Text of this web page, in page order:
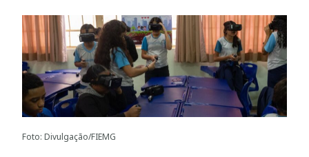
Foto: Divulgação/FIEMG